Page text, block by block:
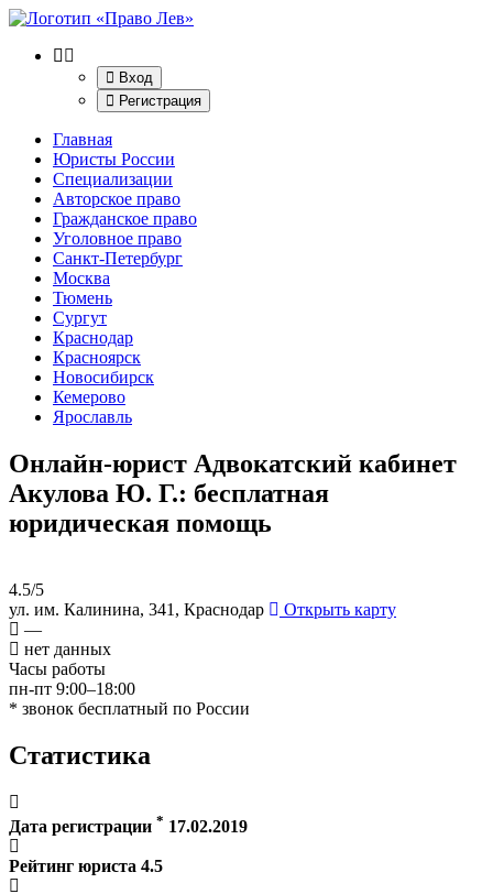
Вход
Регистрация
Главная
Юристы России
Специализации
Авторское право
Гражданское право
Уголовное право
Санкт-Петербург
Москва
Тюмень
Сургут
Краснодар
Красноярск
Новосибирск
Кемерово
Ярославль
Онлайн-юрист Адвокатский кабинет
Акулова Ю. Г.: бесплатная
юридическая помощь
4.5/5
ул. им. Калинина, 341, Краснодар
Открыть карту
—
нет данных
Часы работы
пн-пт 9:00–18:00
* звонок бесплатный по России
Статистика
Дата регистрации * 17.02.2019
Рейтинг юриста 4.5